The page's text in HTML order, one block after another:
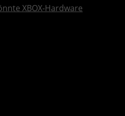
XBOX-Hardware